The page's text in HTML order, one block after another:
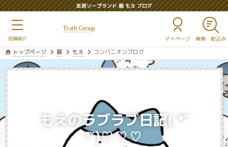
吉原ソープランド 麗 もえ ブログ
マイページ
トップページ 麗 もえ コンパニオンブログ
もえのラブラブ日記( *˘
³˘)♡♡♡